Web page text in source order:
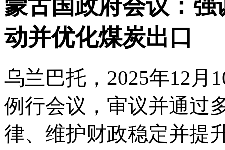
蒙古国政府会议：
动并优化煤炭出口
乌兰巴托， 2025年12
例行会议，审议并通过
律、维护财政稳定并提